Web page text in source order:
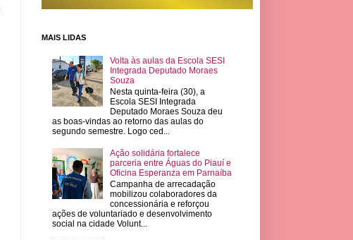
MAIS LIDAS
Volta às aulas da Escola SESI
Integrada Deputado Moraes
Souza
Nesta quinta-feira (30), a
Escola SESI Integrada
Deputado Moraes Souza deu
as boas-vindas ao retorno das aulas do
segundo semestre. Logo ced...
Ação solidária fortalece
parceria entre Águas do Piauí e
Oficina Esperanza em Parnaíba
Campanha de arrecadação
mobilizou colaboradores da
concessionária e reforçou
ações de voluntariado e desenvolvimento
social na cidade Volunt...